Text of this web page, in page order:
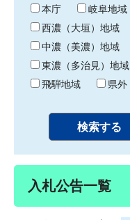
わ
り
本庁
岐阜地域
西濃（大垣）地域
中濃（美濃）地域
東濃（多治見）地域
飛騨地域
県外
入札公告一覧